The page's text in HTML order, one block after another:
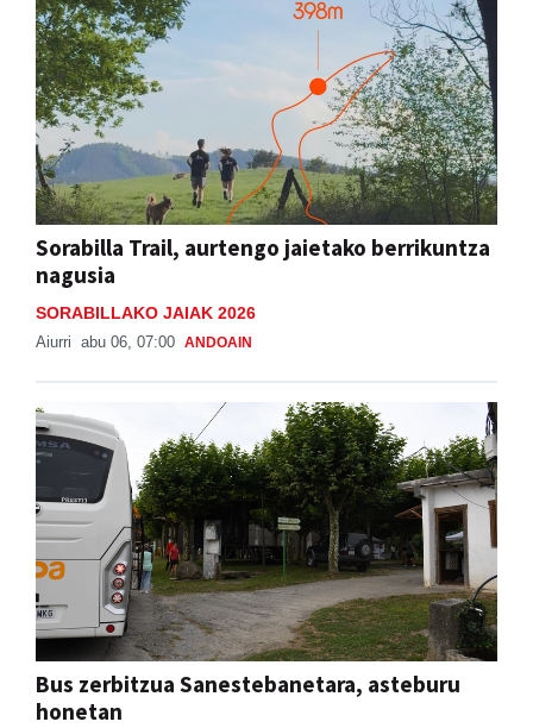
Sorabilla Trail, aurtengo jaietako berrikuntza
nagusia
SORABILLAKO JAIAK 2026
Aiurri abu 06, 07:00 ANDOAIN
Bus zerbitzua Sanestebanetara, asteburu
honetan